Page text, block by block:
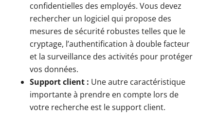
confidentielles des employés. Vous devez
rechercher un logiciel qui propose des
mesures de sécurité robustes telles que le
cryptage, l’authentification à double facteur
et la surveillance des activités pour protéger
vos données.
Support client : Une autre caractéristique
importante à prendre en compte lors de
votre recherche est le support client.